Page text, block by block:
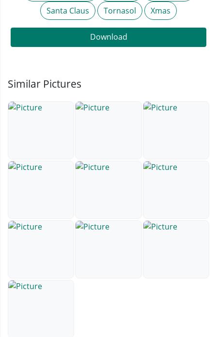
Santa Claus
Tornasol Xmas
Download
Similar Pictures